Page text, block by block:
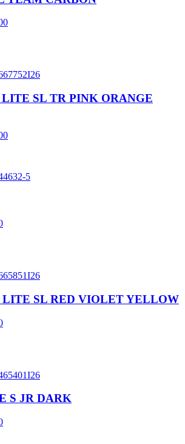
SL TR PINK ORANGE
5
LITE SL RED VIOLET YELLOW
S JR DARK